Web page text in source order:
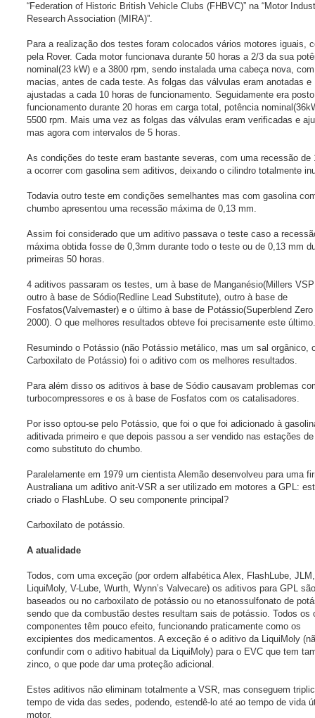
“Federation of Historic British Vehicle Clubs (FHBVC)” na “Motor
Research Association (MIRA)”.
Para a realização dos testes foram colocados vários motores iguais,
pela Rover. Cada motor funcionava durante 50 horas a 2/3 da sua
nominal(23 kW) e a 3800 rpm, sendo instalada uma cabeça nova,
macias, antes de cada teste. As folgas das válvulas eram anotadas e
ajustadas a cada 10 horas de funcionamento. Seguidamente era
funcionamento durante 20 horas em carga total, potência
5500 rpm. Mais uma vez as folgas das válvulas eram verificadas e
mas agora com intervalos de 5 horas.
As condições do teste eram bastante severas, com uma recessão de
a ocorrer com gasolina sem aditivos, deixando o cilindro totalmente
Todavia outro teste em condições semelhantes mas com gasolina
chumbo apresentou uma recessão máxima de 0,13 mm.
Assim foi considerado que um aditivo passava o teste caso a
máxima obtida fosse de 0,3mm durante todo o teste ou de 0,13 mm
primeiras 50 horas.
4 aditivos passaram os testes, um à base de Manganésio(Millers
outro à base de Sódio(Redline Lead Substitute), outro à base de
Fosfatos(Valvemaster) e o último à base de Potássio(Superblend Zero
2000). O que melhores resultados obteve foi precisamente este último.
Resumindo o Potássio (não Potássio metálico, mas um sal orgânico,
Carboxilato de Potássio) foi o aditivo com os melhores resultados.
Para além disso os aditivos à base de Sódio causavam problemas
turbocompressores e os à base de Fosfatos com os catalisadores.
Por isso optou-se pelo Potássio, que foi o que foi adicionado à
aditivada primeiro e que depois passou a ser vendido nas estações
como substituto do chumbo.
Paralelamente em 1979 um cientista Alemão desenvolveu para uma
Australiana um aditivo anit-VSR a ser utilizado em motores a GPL:
criado o FlashLube. O seu componente principal?
Carboxilato de potássio.
A atualidade
Todos, com uma exceção (por ordem alfabética Alex, FlashLube, JLM,
LiquiMoly, V-Lube, Wurth, Wynn’s Valvecare) os aditivos para GPL são
baseados ou no carboxilato de potássio ou no etanossulfonato de
sendo que da combustão destes resultam sais de potássio. Todos os
componentes têm pouco efeito, funcionando praticamente como os
excipientes dos medicamentos. A exceção é o aditivo da LiquiMoly
confundir com o aditivo habitual da LiquiMoly) para o EVC que tem
zinco, o que pode dar uma proteção adicional.
Estes aditivos não eliminam totalmente a VSR, mas conseguem
tempo de vida das sedes, podendo, estendê-lo até ao tempo de vida
motor.